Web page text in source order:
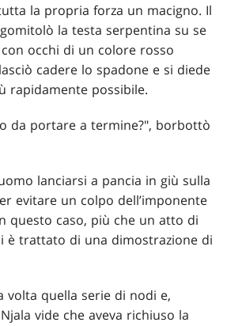
la propria forza un macigno. Il
la testa serpentina su se
occhi di un colore rosso
cadere lo spadone e si diede
rapidamente possibile.
da portare a termine?", borbottò
lanciarsi a pancia in giù sulla
evitare un colpo dell’imponente
questo caso, più che un atto di
è trattato di una dimostrazione di
volta quella serie di nodi e,
vide che aveva richiuso la